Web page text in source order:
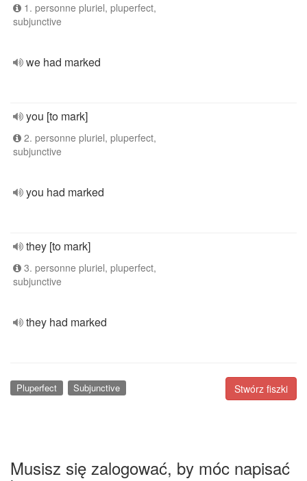
1. personne pluriel, pluperfect,
subjunctive
we had marked
you [to mark]
2. personne pluriel, pluperfect,
subjunctive
you had marked
they [to mark]
3. personne pluriel, pluperfect,
subjunctive
they had marked
Stwórz fiszki
Pluperfect Subjunctive
Musisz się zalogować, by móc napisać